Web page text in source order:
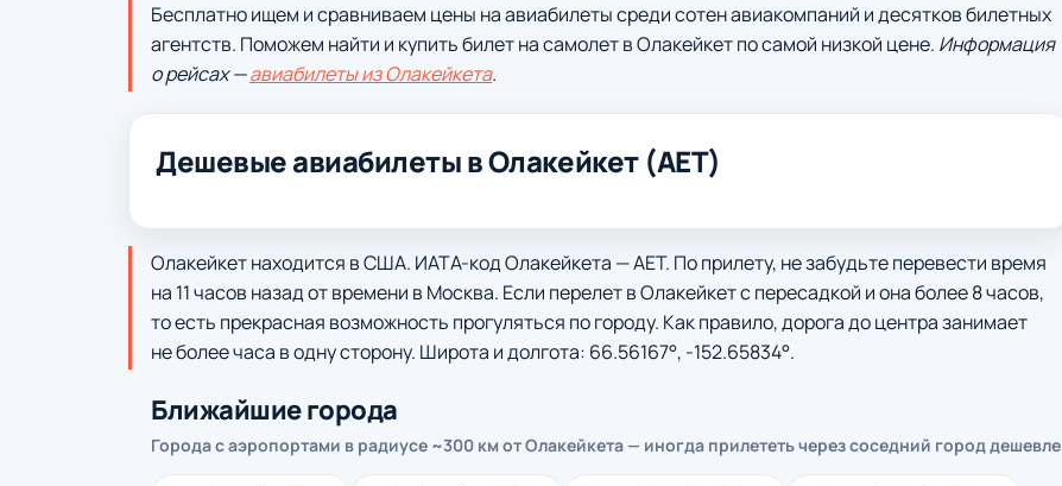
Бесплатно ищем и сравниваем цены на авиабилеты среди сотен авиакомпаний и десятков билетных
агентств. Поможем найти и купить билет на самолет в Олакейкет по самой низкой цене. Информация
о рейсах —авиабилеты из Олакейкета.
Дешевые авиабилеты в Олакейкет (AET)
Олакейкет находится в США. ИАТА-код Олакейкета — AET. По прилету, не забудьте перевести время
на 11 часов назад от времени в Москва. Если перелет в Олакейкет с пересадкой и она более 8 часов,
то есть прекрасная возможность прогуляться по городу. Как правило, дорога до центра занимает
не более часа в одну сторону. Широта и долгота: 66.56167°, -152.65834°.
Ближайшие города
Города с аэропортами в радиусе ~300 км от Олакейкета — иногда прилететь через соседний город дешевле